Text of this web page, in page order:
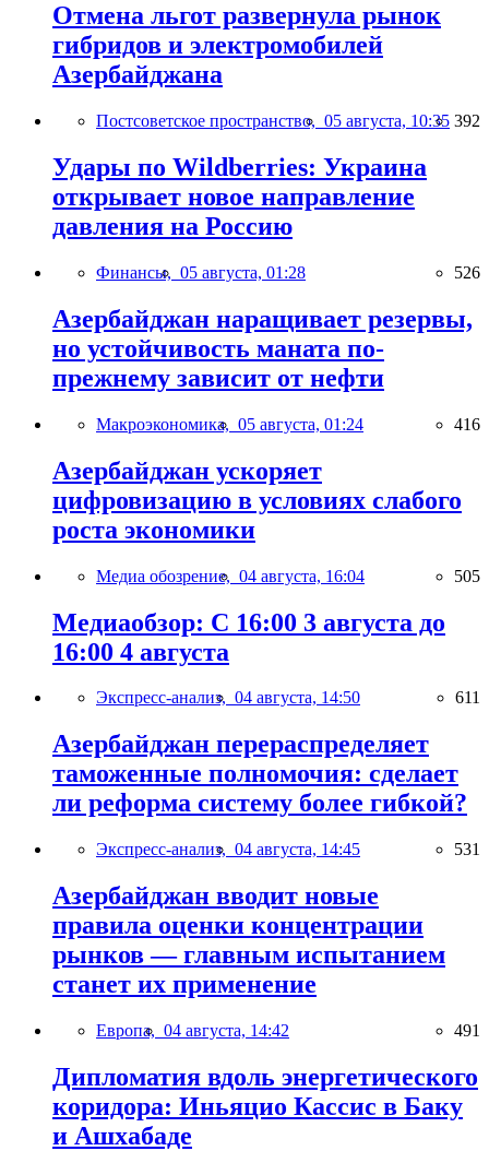
Отмена льгот развернула рынок
гибридов и электромобилей
Азербайджана
Постсоветское пространство, 05 августа, 10:35 392
Удары по Wildberries: Украина
открывает новое направление
давления на Россию
Финансы, 05 августа, 01:28 526
Азербайджан наращивает резервы,
но устойчивость маната по-
прежнему зависит от нефти
Макроэкономика, 05 августа, 01:24 416
Азербайджан ускоряет
цифровизацию в условиях слабого
роста экономики
Медиа обозрение, 04 августа, 16:04 505
Медиаобзор: С 16:00 3 августа до
16:00 4 августа
Экспресс-анализ, 04 августа, 14:50 611
Азербайджан перераспределяет
таможенные полномочия: сделает
ли реформа систему более гибкой?
Экспресс-анализ, 04 августа, 14:45 531
Азербайджан вводит новые
правила оценки концентрации
рынков — главным испытанием
станет их применение
Европа, 04 августа, 14:42 491
Дипломатия вдоль энергетического
коридора: Иньяцио Кассис в Баку
и Ашхабаде